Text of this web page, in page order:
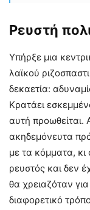
Ρευστή
Yπήρξε μια
λαϊκού
δεκαετία:
Κρατάει
αυτή προωθείται.
ακηδεμόνευτα
με τα κόμματα, κι
ρευστός και δεν
θα χρειαζόταν
διαφορετικό